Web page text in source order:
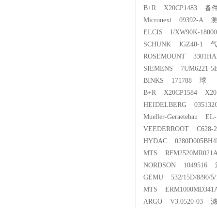
B+R X20CP1483 备
Micronext 09392-A
ELCIS I/XW90K-
SCHUNK JGZ40-1
ROSEMOUNT
SIEMENS 7UM6221-
BINKS 171788 球
B+R X20CP1584 X20
HEIDELBERG
Mueller-Geraetebau
VEEDERROOT C628-
HYDAC
MTS
NORDSON 1049516
GEMU 532/15D/8/90/
MTS
ARGO V3.0520-03